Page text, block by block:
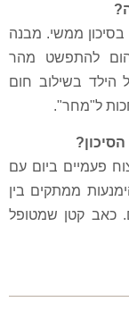
מבנה
מהר
חום
עם
בין